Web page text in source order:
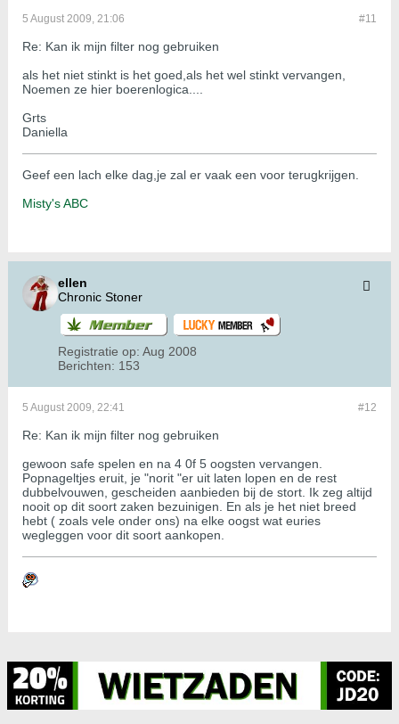
#11
5 August 2009, 21:06
Re: Kan ik mijn filter nog gebruiken
als het niet stinkt is het goed,als het wel stinkt vervangen,
Noemen ze hier boerenlogica....
Grts
Daniella
Geef een lach elke dag,je zal er vaak een voor terugkrijgen.
Misty's ABC
ellen
Chronic Stoner
Registratie op: Aug 2008
Berichten: 153
#12
5 August 2009, 22:41
Re: Kan ik mijn filter nog gebruiken
gewoon safe spelen en na 4 0f 5 oogsten vervangen.
Popnageltjes eruit, je "norit "er uit laten lopen en de rest
dubbelvouwen, gescheiden aanbieden bij de stort. Ik zeg altijd
nooit op dit soort zaken bezuinigen. En als je het niet breed
hebt ( zoals vele onder ons) na elke oogst wat euries
wegleggen voor dit soort aankopen.